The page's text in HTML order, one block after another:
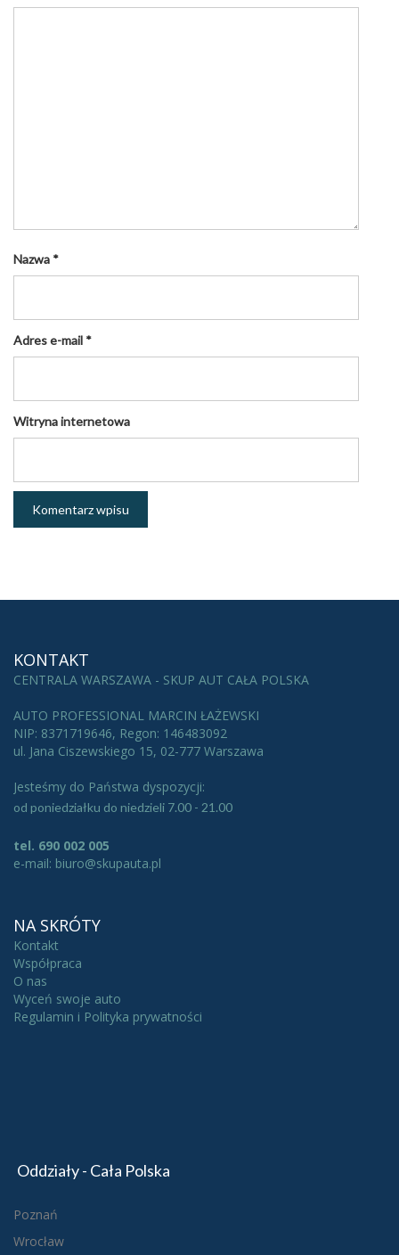
Nazwa *
Adres e-mail *
Witryna internetowa
KONTAKT
CENTRALA WARSZAWA - SKUP AUT CAŁA POLSKA
AUTO PROFESSIONAL MARCIN ŁAŻEWSKI
NIP: 8371719646, Regon: 146483092
ul. Jana Ciszewskiego 15, 02-777 Warszawa
Jesteśmy do Państwa dyspozycji:
od poniedziałku do niedzieli 7.00 - 21.00
tel. 690 002 005
e-mail: biuro@skupauta.pl
NA SKRÓTY
Kontakt
Współpraca
O nas
Wyceń swoje auto
Regulamin i Polityka prywatności
Oddziały - Cała Polska
Poznań
Wrocław